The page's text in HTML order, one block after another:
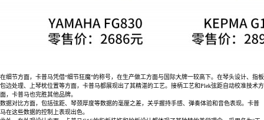
在细节方面，卡普马凭借“细节狂魔”的称号，在生产做工方面与国际大牌一较高下。在琴头设计、指板
包边处理、上琴枕位置等方面，卡普马都展现出了其精湛的工艺。接柄工艺和Plek弦距自动校准技术方
面，卡普马也完胜其他品牌。
数据对比方面，包括弦距、琴颈厚度等数据的毫厘之差，关乎握持手感、弹奏体验和音色表现。卡普
马在这些数据的控制上表现出色。